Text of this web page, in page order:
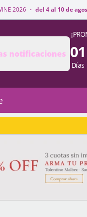
10 de agosto · CYBERWINE
notificaciones 01
Días